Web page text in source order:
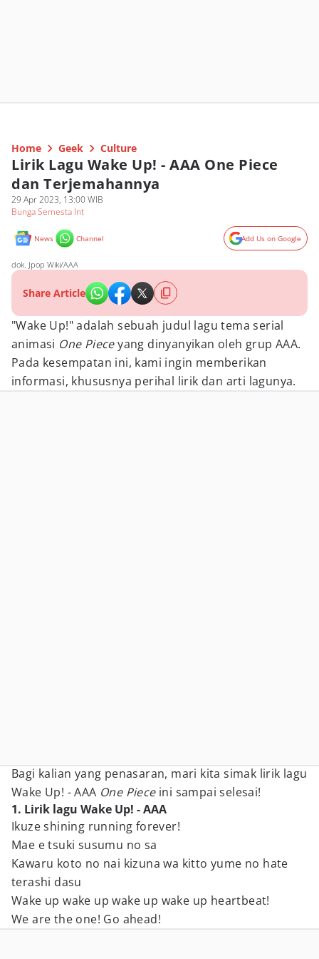
Home Geek Culture
Lirik Lagu Wake Up! - AAA One Piece
dan Terjemahannya
29 Apr 2023, 13:00 WIB
Bunga Semesta Int
News Channel Add Us on Google
dok. Jpop Wiki/AAA
Share Article
"Wake Up!" adalah sebuah judul lagu tema serial
animasi One Pieceyang dinyanyikan oleh grup AAA.
Pada kesempatan ini, kami ingin memberikan
informasi, khususnya perihal lirik dan arti lagunya.
Bagi kalian yang penasaran, mari kita simak lirik lagu
Wake Up! - AAA One Pieceini sampai selesai!
1. Lirik lagu Wake Up! - AAA
Ikuze shining running forever!
Mae e tsuki susumu no sa
Kawaru koto no nai kizuna wa kitto yume no hate
terashi dasu
Wake up wake up wake up wake up heartbeat!
We are the one! Go ahead!